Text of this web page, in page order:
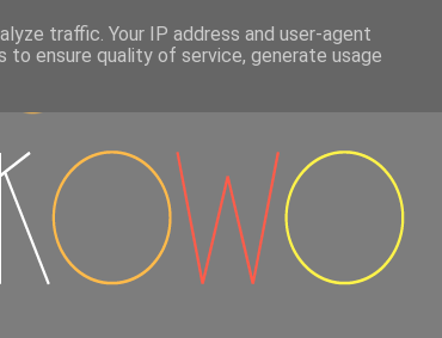
traffic. Your IP address and user-agent
ensure quality of service, generate usage